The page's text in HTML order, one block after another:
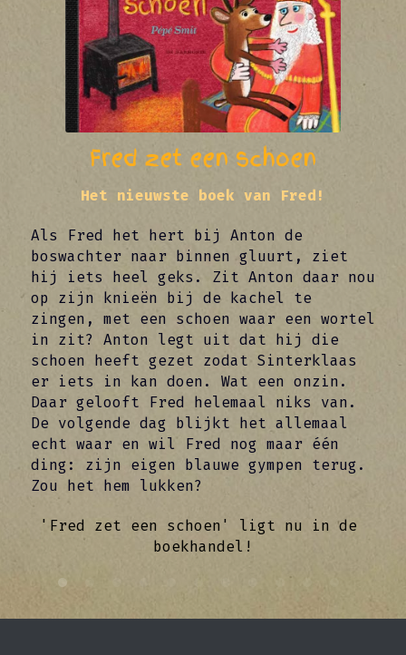
Fred zet een schoen
Het nieuwste boek van Fred!
Als Fred het hert bij Anton de
boswachter naar binnen gluurt, ziet
hij iets heel geks. Zit Anton daar nou
op zijn knieën bij de kachel te
zingen, met een schoen waar een wortel
in zit? Anton legt uit dat hij die
schoen heeft gezet zodat Sinterklaas
er iets in kan doen. Wat een onzin.
Daar gelooft Fred helemaal niks van.
De volgende dag blijkt het allemaal
echt waar en wil Fred nog maar één
ding: zijn eigen blauwe gympen terug.
Zou het hem lukken?
'Fred zet een schoen' ligt nu in de
boekhandel!